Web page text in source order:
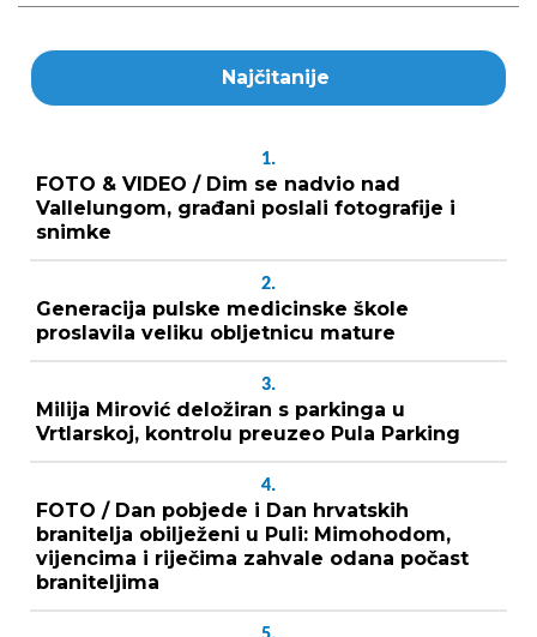
Najčitanije
1.
FOTO & VIDEO / Dim se nadvio nad
Vallelungom, građani poslali fotografije i
snimke
2.
Generacija pulske medicinske škole
proslavila veliku obljetnicu mature
3.
Milija Mirović deložiran s parkinga u
Vrtlarskoj, kontrolu preuzeo Pula Parking
4.
FOTO / Dan pobjede i Dan hrvatskih
branitelja obilježeni u Puli: Mimohodom,
vijencima i riječima zahvale odana počast
braniteljima